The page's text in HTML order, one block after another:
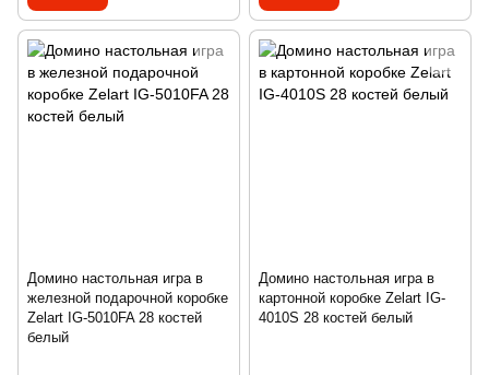
Домино настольная игра в
железной подарочной коробке
Zelart IG-5010FA 28 костей
белый
Домино настольная игра в
картонной коробке Zelart IG-
4010S 28 костей белый